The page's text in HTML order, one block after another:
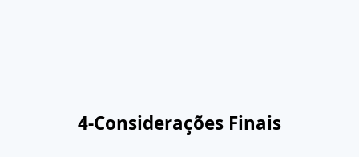
4-Considerações Finais